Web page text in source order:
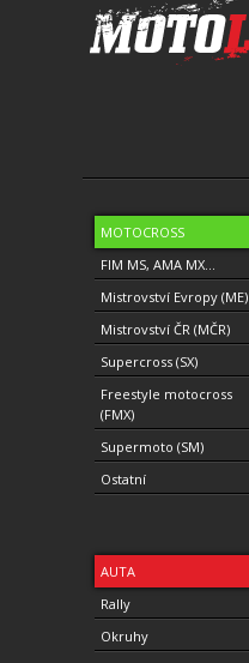
MOTOCROSS
FIM MS, AMA MX...
Mistrovství Evropy (ME)
Mistrovství ČR (MČR)
Supercross (SX)
Freestyle motocross
(FMX)
Supermoto (SM)
Ostatní
AUTA
Rally
Okruhy